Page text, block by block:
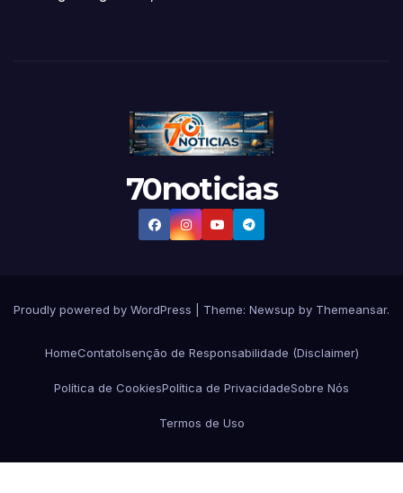
70noticias
Proudly powered by WordPress Theme: Newsup by Themeansar.
HomeContatoIsenção de Responsabilidade (Disclaimer)
Política de CookiesPolítica de PrivacidadeSobre Nós
Termos de Uso